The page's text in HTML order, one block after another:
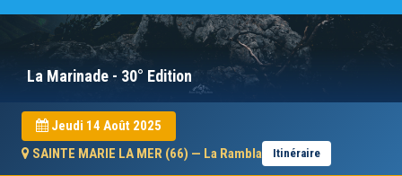
La Marinade - 30° Edition
Jeudi 14 Août 2025
SAINTE MARIE LA MER (66) — La Rambla
Itinéraire